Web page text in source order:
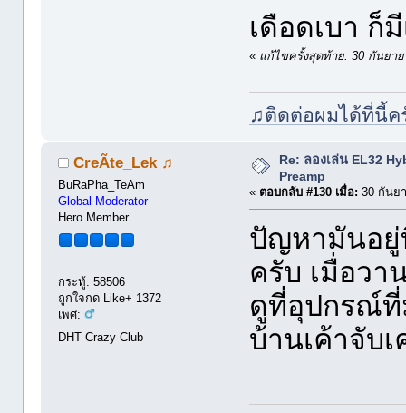
เดือดเบา ก็
« แก้ไขครั้งสุดท้าย: 30 กันยาย
♫ติดต่อผมได้ที่นี้ค
CreÃte_Lek ♫
BuRaPha_TeAm
Global Moderator
Hero Member
กระทู้: 58506
ถูกใจกด Like+ 1372
เพศ:
DHT Crazy Club
Re: ลองเล่น EL32
Preamp
« ตอบกลับ #130 เมื่อ: 30 กันย
ปัญหามันอยู่
ครับ เมื่อวา
ดูที่อุปกรณ์ที่
บ้านเค้าจับ